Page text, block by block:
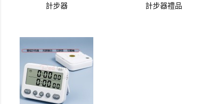
計步器 計步器禮品